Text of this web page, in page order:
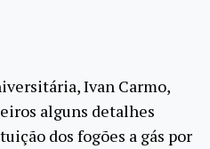
Ivan Carmo,
alguns detalhes
dos fogões a gás por